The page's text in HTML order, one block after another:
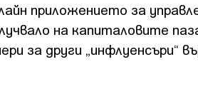
приложението за
на капиталовите
за други „инфлуенсъри“